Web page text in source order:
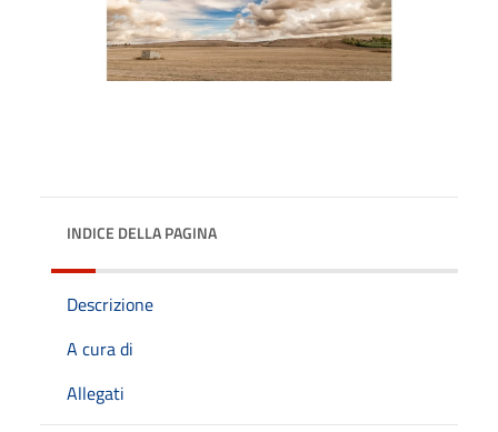
INDICE DELLA PAGINA
Descrizione
A cura di
Allegati